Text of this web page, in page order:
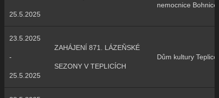
25.5.2025
nemocnice Bohnice
23.5.2025
-
25.5.2025
ZAHÁJENÍ 871. LÁZEŇSKÉ
SEZONY V TEPLICÍCH
Dům kultury Teplice